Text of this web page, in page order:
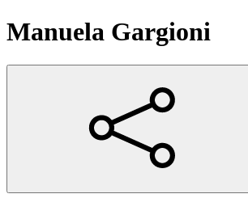
Manuela Gargioni